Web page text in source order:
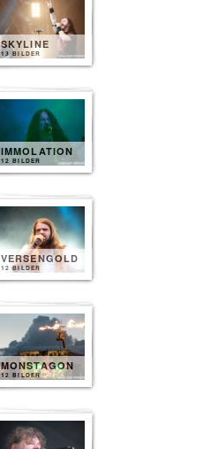
SKYLINE
13 BILDER
IMMOLATION
12 BILDER
VERSENGOLD
12 BILDER
MONSTAGON
12 BILDER